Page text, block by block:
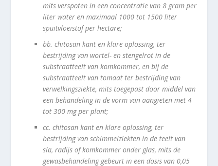
mits verspoten in een concentratie van 8 gram per
liter water en maximaal 1000 tot 1500 liter
spuitvloeistof per hectare;
bb.chitosan kant en klare oplossing, ter
bestrijding van wortel- en stengelrot in de
substraatteelt van komkommer, en bij de
substraatteelt van tomaat ter bestrijding van
verwelkingsziekte, mits toegepast door middel van
een behandeling in de vorm van aangieten met 4
tot 300 mg per plant;
cc.chitosan kant en klare oplossing, ter
bestrijding van schimmelziekten in de teelt van
sla, radijs of komkommer onder glas, mits de
gewasbehandeling gebeurt in een dosis van 0,05